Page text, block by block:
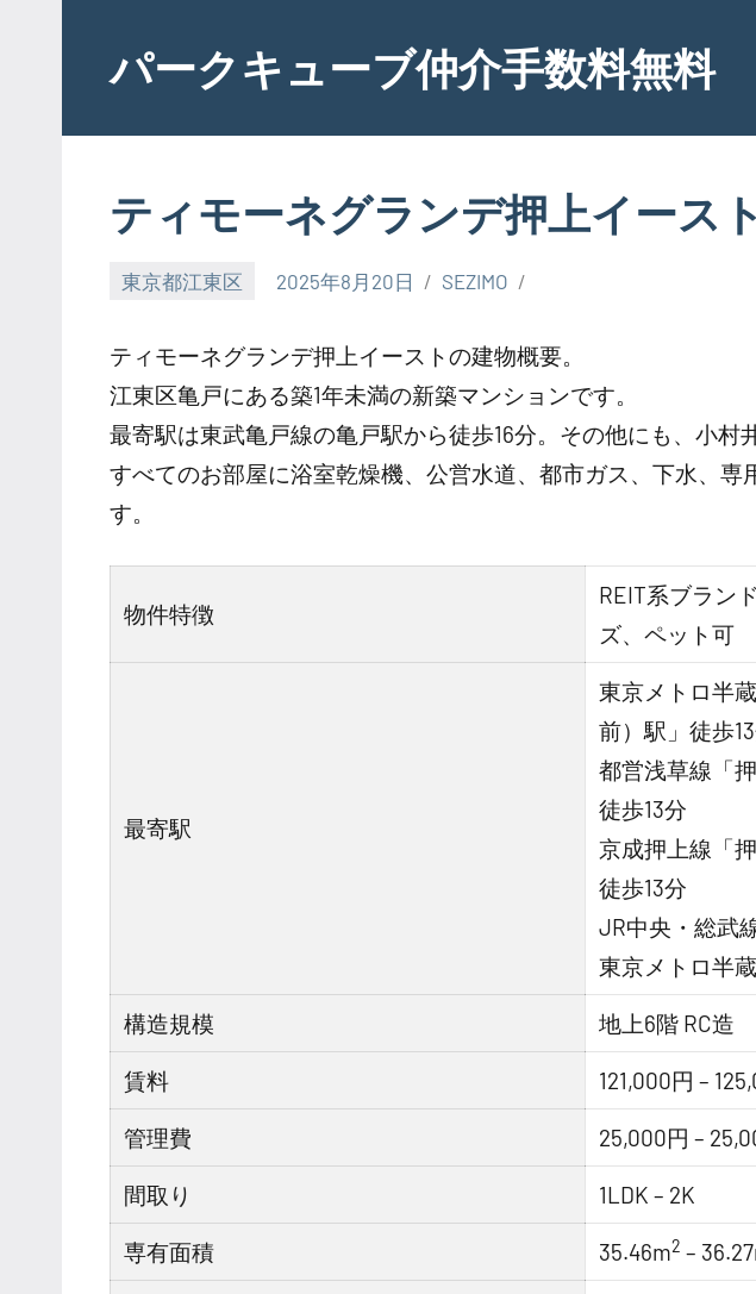
contentパークキューブ仲介手数料無料
ティモーネグランデ押上イース
東京都江東区 2025年8月20日 SEZIMO
ティモーネグランデ押上イーストの建物概要。
江東区亀戸にある築1年未満の新築マンションです。
最寄駅は東武亀戸線の亀戸駅から徒歩16分。その他にも、小村
すべてのお部屋に浴室乾燥機、公営水道、都市ガス、下水、専
す。
物件特徴
REIT系ブラン
ズ、ペット可
最寄駅
東京メトロ半
前）駅」徒歩
都営浅草線「
徒歩13分
京成押上線「
徒歩13分
JR中央・総武
東京メトロ半
構造規模 地上6階 RC造
賃料 121,000円 –
管理費 25,000円 –
間取り 1LDK – 2K
専有面積 35.46m2 –